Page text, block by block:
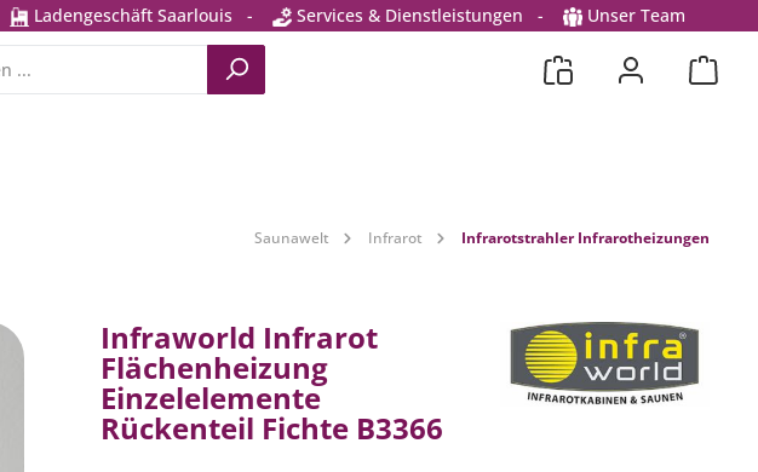
Ladengeschäft Saarlouis - Services & Dienstleistungen - Unser Team
Saunawelt Infrarot Infrarotstrahler Infrarotheizungen
Infraworld Infrarot
Flächenheizung
Einzelelemente
Rückenteil Fichte B3366